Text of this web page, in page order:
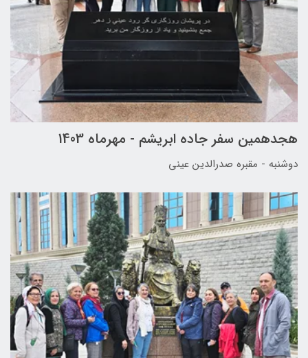
هجدهمین سفر جاده ابریشم - مهرماه 1403
دوشنبه - مقبره صدرالدین عینی